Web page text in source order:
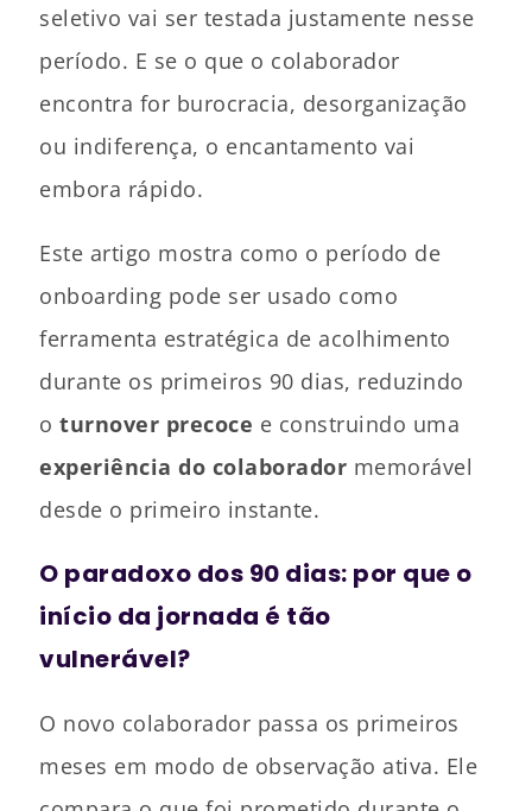
seletivo vai ser testada justamente nesse
período. E se o que o colaborador
encontra for burocracia, desorganização
ou indiferença, o encantamento vai
embora rápido.
Este artigo mostra como o período de
onboarding pode ser usado como
ferramenta estratégica de acolhimento
durante os primeiros 90 dias, reduzindo
o turnover precoce e construindo uma
experiência do colaborador memorável
desde o primeiro instante.
O paradoxo dos 90 dias: por que o
início da jornada é tão
vulnerável?
O novo colaborador passa os primeiros
meses em modo de observação ativa. Ele